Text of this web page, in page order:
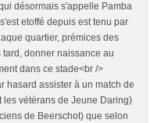
désormais s'appelle Pamba
etoffé depuis est tenu par
quartier, prémices des
donner naissance au
dans ce stade<br />
hasard assister à un match de
les vétérans de Jeune Daring)
de Beerschot) que selon